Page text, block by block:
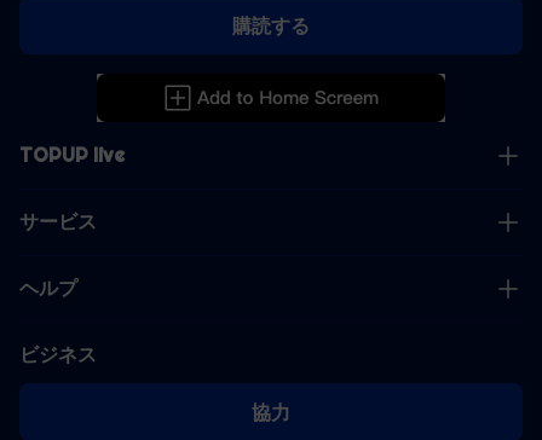
TOPUP live
サービス
ヘルプ
ビジネス
協力
購読する